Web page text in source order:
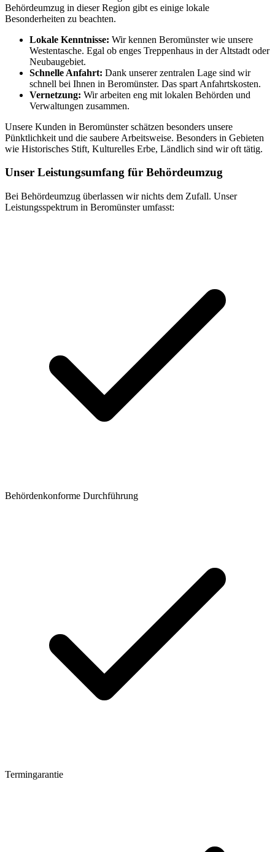
Behördeumzug in dieser Region gibt es einige lokale
Besonderheiten zu beachten.
Lokale Kenntnisse: Wir kennen Beromünster wie unsere
Westentasche. Egal ob enges Treppenhaus in der Altstadt oder
Neubaugebiet.
Schnelle Anfahrt: Dank unserer zentralen Lage sind wir
schnell bei Ihnen in Beromünster. Das spart Anfahrtskosten.
Vernetzung: Wir arbeiten eng mit lokalen Behörden und
Verwaltungen zusammen.
Unsere Kunden in Beromünster schätzen besonders unsere
Pünktlichkeit und die saubere Arbeitsweise. Besonders in Gebieten
wie Historisches Stift, Kulturelles Erbe, Ländlich sind wir oft tätig.
Unser Leistungsumfang für Behördeumzug
Bei Behördeumzug überlassen wir nichts dem Zufall. Unser
Leistungsspektrum in Beromünster umfasst:
Behördenkonforme Durchführung
Termingarantie